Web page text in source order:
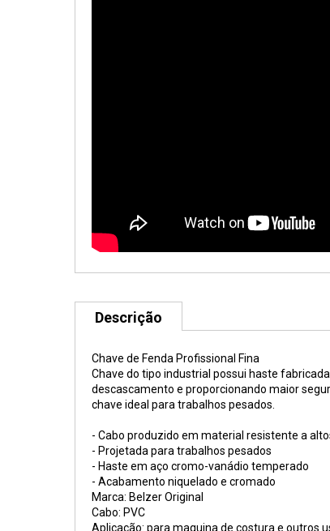
Descrição
Chave de Fenda Profissional Fina
Chave do tipo industrial possui haste
descascamento e proporcionando maior
chave ideal para trabalhos pesados.
- Cabo produzido em material resistente a
- Projetada para trabalhos pesados
- Haste em aço cromo-vanádio temperado
- Acabamento niquelado e cromado
Marca: Belzer Original
Cabo: PVC
Aplicação: para maquina de costura e outros